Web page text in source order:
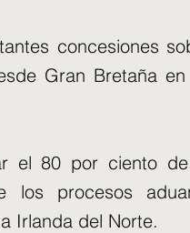
concesiones
Gran Bretaña
el 80 por ciento
los procesos
Irlanda del Norte.